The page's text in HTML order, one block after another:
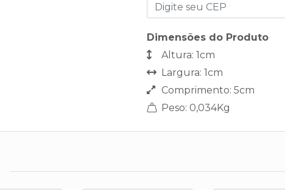
Dimensões do Produto
Altura: 1cm
Largura: 1cm
Comprimento: 5cm
Peso: 0,034Kg